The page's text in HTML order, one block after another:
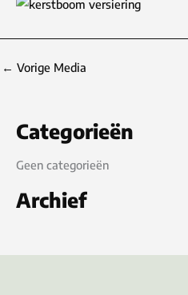
Categorieën
Geen categorieën
Archief
← Vorige Media